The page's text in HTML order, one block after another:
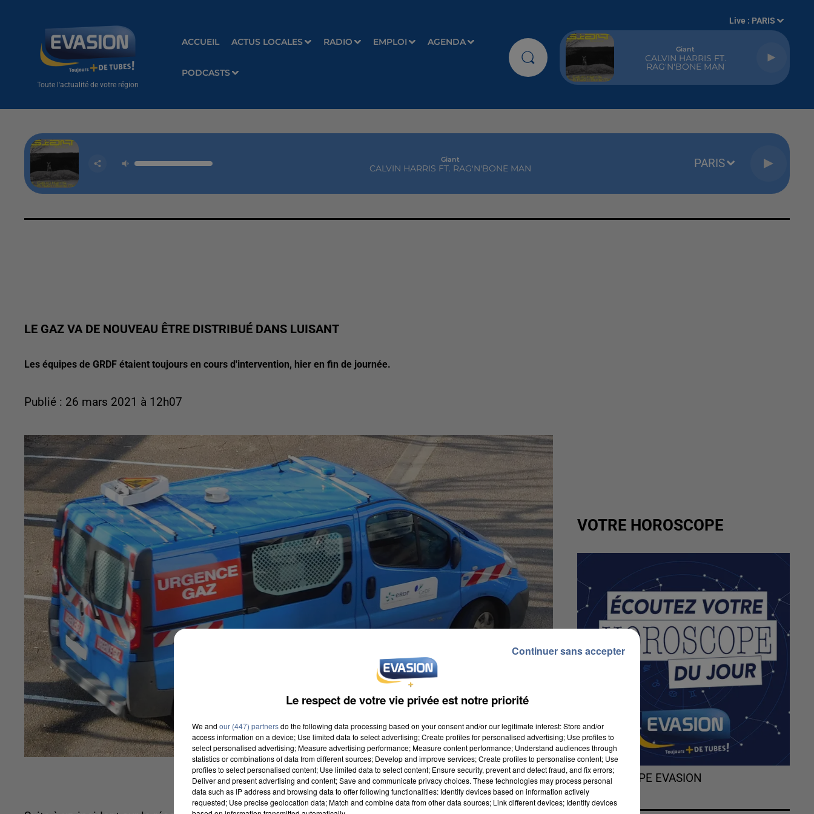
Toute l'actualité de votre région
ACCUEIL ACTUS LOCALES RADIO EMPLOI AGENDA
PODCASTS
Live : PARIS
Giant
CALVIN HARRIS FT.
RAG'N'BONE MAN
Giant
CALVIN HARRIS FT. RAG'N'BONE MAN PARIS
LE GAZ VA DE NOUVEAU ÊTRE DISTRIBUÉ DANS LUISANT
Les équipes de GRDF étaient toujours en cours d'intervention, hier en fin de journée.
Publié : 26 mars 2021 à 12h07
VOTRE HOROSCOPE
L'HOROSCOPE EVASION
Le respect de votre vie privée est notre priorité
We and our (447) partnersdo the following data processing based on your consent and/or our legitimate interest: Store and/or
access information on a device; Use limited data to select advertising; Create profiles for personalised advertising; Use profiles to
select personalised advertising; Measure advertising performance; Measure content performance; Understand audiences through
statistics or combinations of data from different sources; Develop and improve services; Create profiles to personalise content; Use
profiles to select personalised content; Use limited data to select content; Ensure security, prevent and detect fraud, and fix errors;
Deliver and present advertising and content; Save and communicate privacy choices. These technologies may process personal
data such as IP address and browsing data to offer following functionalities: Identify devices based on information actively
requested; Use precise geolocation data; Match and combine data from other data sources; Link different devices; Identify devices
Continuer sans accepter